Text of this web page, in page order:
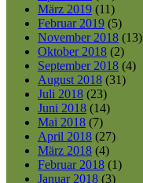
März 2019 (11)
Februar 2019 (5)
November 2018 (13)
Oktober 2018 (2)
September 2018 (4)
August 2018 (31)
Juli 2018 (23)
Juni 2018 (14)
Mai 2018 (7)
April 2018 (27)
März 2018 (4)
Februar 2018 (1)
Januar 2018 (3)